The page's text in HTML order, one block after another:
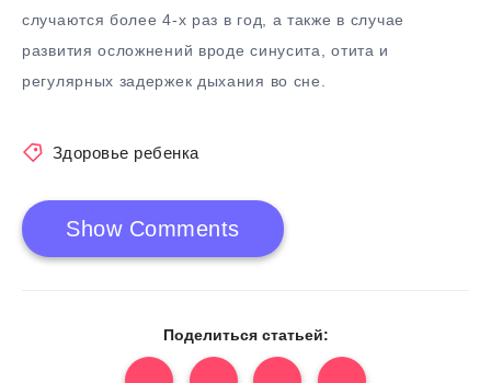
случаются более 4-х раз в год, а также в случае
развития осложнений вроде синусита, отита и
регулярных задержек дыхания во сне.
Здоровье ребенка
Show Comments
Поделиться статьей: